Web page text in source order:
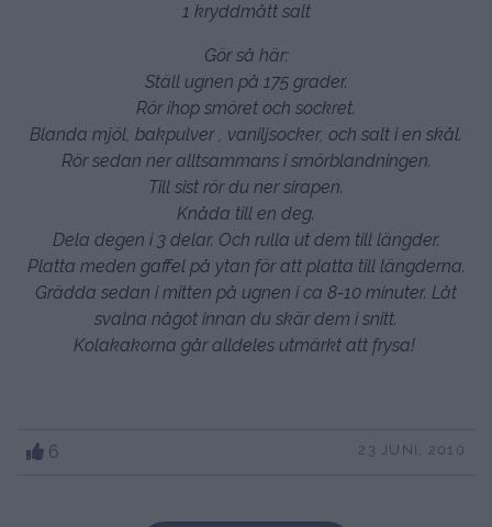
1 kryddmått salt
Gör så här:
Ställ ugnen på 175 grader.
Rör ihop smöret och sockret.
Blanda mjöl, bakpulver , vaniljsocker, och salt i en skål.
Rör sedan ner alltsammans i smörblandningen.
Till sist rör du ner sirapen.
Knåda till en deg.
Dela degen i 3 delar. Och rulla ut dem till längder.
Platta meden gaffel på ytan för att platta till längderna.
Grädda sedan i mitten på ugnen i ca 8-10 minuter. Låt
svalna något innan du skär dem i snitt.
Kolakakorna går alldeles utmärkt att frysa!
6 23 JUNI, 2010